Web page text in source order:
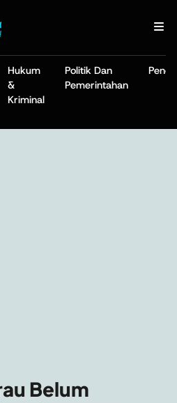
Hukum
&
Kriminal
Politik Dan
Pemerintahan
Belum